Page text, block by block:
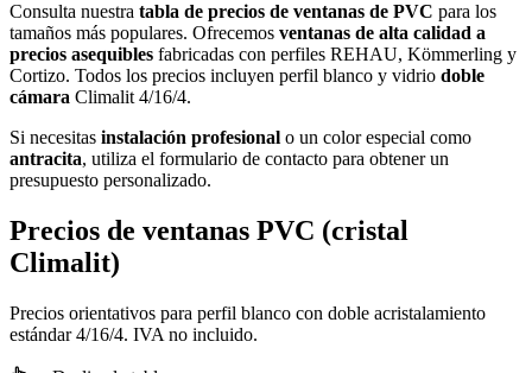
Consulta nuestra tabla de precios de ventanas de PVC para los
tamaños más populares. Ofrecemos ventanas de alta calidad a
precios asequibles fabricadas con perfiles REHAU, Kömmerling y
Cortizo. Todos los precios incluyen perfil blanco y vidrio doble
cámara Climalit 4/16/4.
Si necesitas instalación profesional o un color especial como
antracita, utiliza el formulario de contacto para obtener un
presupuesto personalizado.
Precios de ventanas PVC (cristal
Climalit)
Precios orientativos para perfil blanco con doble acristalamiento
estándar 4/16/4. IVA no incluido.